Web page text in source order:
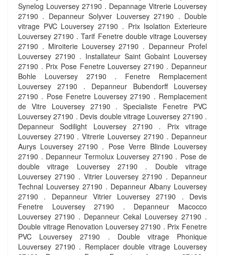
Synelog Louversey 27190 . Depannage Vitrerie Louversey
27190 . Depanneur Solyver Louversey 27190 . Double
vitrage PVC Louversey 27190 . Prix Isolation Exterieure
Louversey 27190 . Tarif Fenetre double vitrage Louversey
27190 . Miroiterie Louversey 27190 . Depanneur Profel
Louversey 27190 . Installateur Saint Gobaint Louversey
27190 . Prix Pose Fenetre Louversey 27190 . Depanneur
Bohle Louversey 27190 . Fenetre Remplacement
Louversey 27190 . Depanneur Bubendorff Louversey
27190 . Pose Fenetre Louversey 27190 . Remplacement
de Vitre Louversey 27190 . Specialiste Fenetre PVC
Louversey 27190 . Devis double vitrage Louversey 27190 .
Depanneur Sodilight Louversey 27190 . Prix vitrage
Louversey 27190 . Vitrerie Louversey 27190 . Depanneur
Aurys Louversey 27190 . Pose Verre Blinde Louversey
27190 . Depanneur Termolux Louversey 27190 . Pose de
double vitrage Louversey 27190 . Double vitrage
Louversey 27190 . Vitrier Louversey 27190 . Depanneur
Technal Louversey 27190 . Depanneur Albany Louversey
27190 . Depanneur Vitrier Louversey 27190 . Devis
Fenetre Louversey 27190 . Depanneur Macocco
Louversey 27190 . Depanneur Cekal Louversey 27190 .
Double vitrage Renovation Louversey 27190 . Prix Fenetre
PVC Louversey 27190 . Double vitrage Phonique
Louversey 27190 . Remplacer double vitrage Louversey